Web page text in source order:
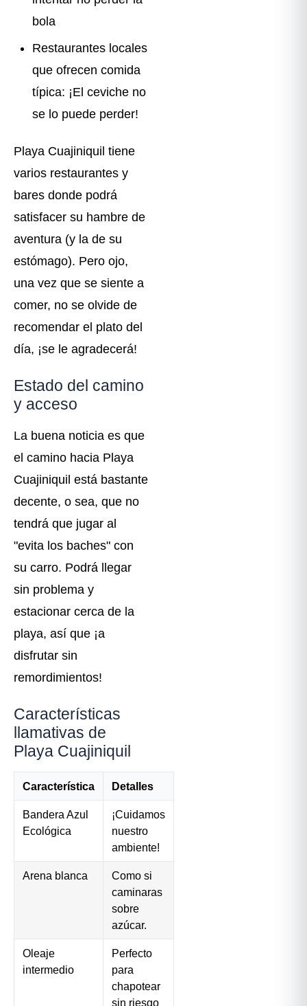
bola
Restaurantes locales
que ofrecen comida
típica: ¡El ceviche no
se lo puede perder! ️
Playa Cuajiniquil tiene
varios restaurantes y
bares donde podrá
satisfacer su hambre de
aventura (y la de su
estómago). Pero ojo,
una vez que se siente a
comer, no se olvide de
recomendar el plato del
día, ¡se le agradecerá!
Estado del camino
y acceso
La buena noticia es que
el camino hacia Playa
Cuajiniquil está bastante
decente, o sea, que no
tendrá que jugar al
"evita los baches" con
su carro. Podrá llegar
sin problema y
estacionar cerca de la
playa, así que ¡a
disfrutar sin
remordimientos!
Características
llamativas de
Playa Cuajiniquil
Característica Detalles
Bandera Azul
Ecológica
¡Cuidamos
nuestro
ambiente!
Arena blanca
Como si
caminaras
sobre
azúcar.
Oleaje
intermedio
Perfecto
para
chapotear
sin riesgo